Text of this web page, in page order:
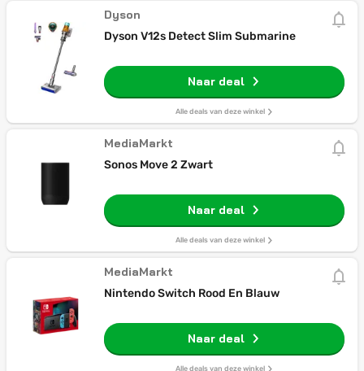
Dyson
Dyson V12s Detect Slim Submarine
Naar deal
Alle deals van deze winkel
MediaMarkt
Sonos Move 2 Zwart
Naar deal
Alle deals van deze winkel
MediaMarkt
Nintendo Switch Rood En Blauw
Naar deal
Alle deals van deze winkel